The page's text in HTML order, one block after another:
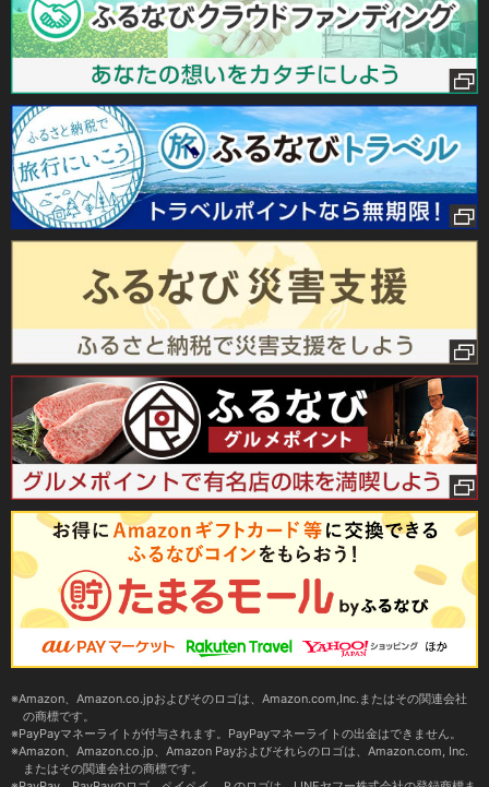
Amazon、Amazon.co.jpおよびそのロゴは、Amazon.com,Inc.またはその関連会社
の商標です。
PayPayマネーライトが付与されます。PayPayマネーライトの出金はできません。
Amazon、Amazon.co.jp、Amazon Payおよびそれらのロゴは、Amazon.com, Inc.
またはその関連会社の商標です。